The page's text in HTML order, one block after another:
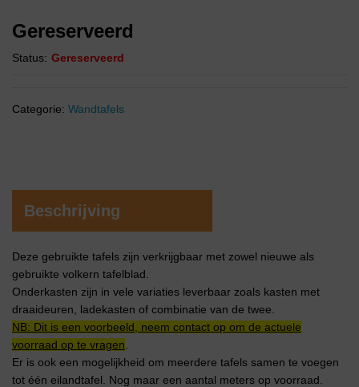
Gereserveerd
Status: Gereserveerd
Categorie: Wandtafels
Beschrijving
Deze gebruikte tafels zijn verkrijgbaar met zowel nieuwe als
gebruikte volkern tafelblad.
Onderkasten zijn in vele variaties leverbaar zoals kasten met
draaideuren, ladekasten of combinatie van de twee.
NB: Dit is een voorbeeld, neem contact op om de actuele
voorraad op te vragen
Er is ook een mogelijkheid om meerdere tafels samen te voegen
tot één eilandtafel. Nog maar een aantal meters op voorraad.